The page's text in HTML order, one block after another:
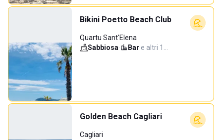
Bikini Poetto Beach Club
Quartu Sant'Elena
Sabbiosa· Bar·e altri 1…
Golden Beach Cagliari
Cagliari